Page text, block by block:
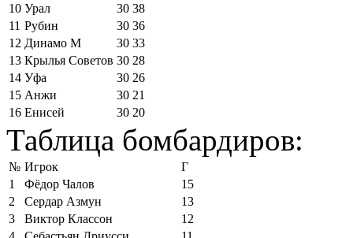
10 Урал 30 38
11 Рубин 30 36
12 Динамо М 30 33
13 Крылья Советов 30 28
14 Уфа 30 26
15 Анжи 30 21
16 Енисей 30 20
Таблица бомбардиров:
№ Игрок
Г
1
Фёдор Чалов
15
2
Сердар Азмун
13
3
Виктор Классон
12